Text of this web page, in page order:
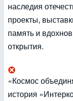
наследия
проекты,
память и
открытия.
«Космос
история